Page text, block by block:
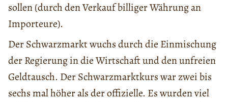
sollen (durch den Verkauf billiger Währung an
Importeure).
Der Schwarzmarkt wuchs durch die Einmischung
der Regierung in die Wirtschaft und den unfreien
Geldtausch. Der Schwarzmarktkurs war zwei bis
sechs mal höher als der offizielle. Es wurden viel